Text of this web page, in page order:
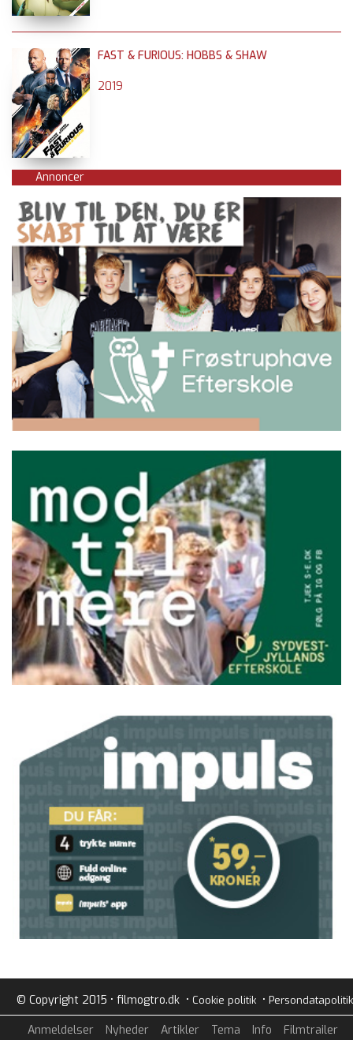
FAST & FURIOUS: HOBBS & SHAW
2019
Annoncer
© Copyright 2015 • filmogtro.dk • Cookie politik• Persondatapolitik
Anmeldelser Nyheder Artikler Tema Info Filmtrailer